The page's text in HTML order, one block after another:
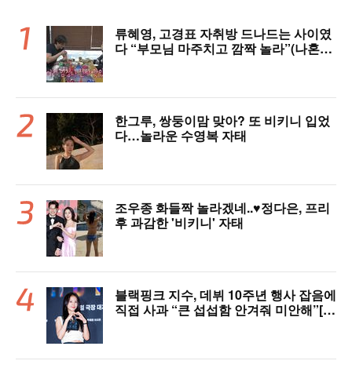
류혜영, 고경표 자취방 드나드는 사이였
다 “부모님 마주치고 깜짝 놀라”(나혼자
한그루, 쌍둥이맘 맞아? 또 비키니 입었
다…놀라운 수영복 자태
조우종 화들짝 놀라겠네..♥정다은, 프리
후 과감한 '비키니' 자태
블랙핑크 지수, 데뷔 10주년 행사 잡음에
직접 사과 “큰 섭섭함 안겨줘 미안해”[핫